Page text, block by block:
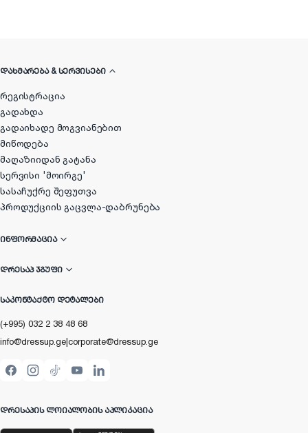
ᲓᲐᲮᲛᲐᲠᲔᲑᲐ & ᲡᲔᲠᲕᲘᲡᲔᲑᲘ
რეგისტრაცია
გადახდა
გადაიხადე მოგვიანებით
მიწოდება
მაღაზიიდან გატანა
სერვისი 'მოირგე'
სასაჩუქრე შეფუთვა
პროდუქციის გაცვლა-დაბრუნება
ᲘᲜᲤᲝᲠᲛᲐᲪᲘᲐ
ᲓᲠᲔᲡᲐᲞ ᲯᲒᲣᲤᲘ
ᲡᲐᲙᲝᲜᲢᲐᲥᲢᲝ ᲓᲔᲢᲐᲚᲔᲑᲘ
(+995) 032 2 38 48 68
info@dressup.ge|corporate@dressup.ge
ᲓᲠᲔᲡᲐᲞᲘᲡ ᲚᲝᲘᲐᲚᲝᲑᲘᲡ ᲐᲞᲚᲘᲙᲐᲪᲘᲐ